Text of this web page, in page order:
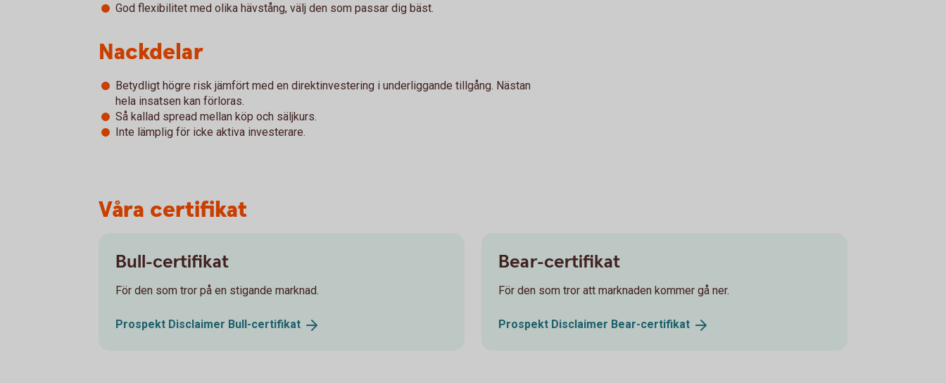
God flexibilitet med olika hävstång, välj den som passar dig bäst.
Nackdelar
Betydligt högre risk jämfört med en direktinvestering i underliggande tillgång. Nästan
hela insatsen kan förloras.
Så kallad spread mellan köp och säljkurs.
Inte lämplig för icke aktiva investerare.
Våra certifikat
Bull-certifikat
För den som tror på en stigande marknad.
Prospekt Disclaimer Bull-certifikat
Bear-certifikat
För den som tror att marknaden kommer gå ner.
Prospekt Disclaimer Bear-certifikat